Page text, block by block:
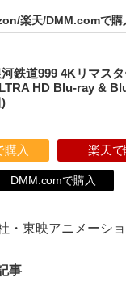
楽天/DMM.comで購
鉄道999 4Kリマス
HD Blu-ray &
購入 楽天で
DMM.comで購入
・東映アニメーシ
事